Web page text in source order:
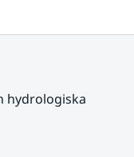
hydrologiska